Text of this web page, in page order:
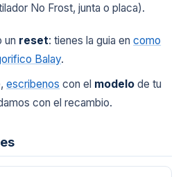
No Frost, junta o placa).
un reset: tienes la guia encomo
Balay.
escribenos con el modelo de tu
con el recambio.